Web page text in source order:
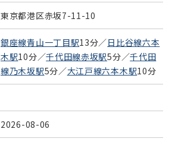
東京都港区赤坂7-11-10
銀座線青山一丁目駅13分／日比谷線六本
木駅10分／千代田線赤坂駅5分／千代田
線乃木坂駅5分／大江戸線六本木駅10分
2026-08-06